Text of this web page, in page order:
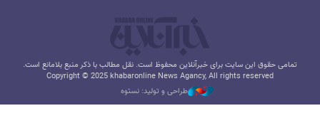
تمامی حقوق این سایت برای خبرآنلاین محفوظ است. نقل مطالب با ذکر منبع بلامانع است.
Copyright © 2025 khabaronline News Agancy, All rights reserved
طراحی و تولید: نستوه